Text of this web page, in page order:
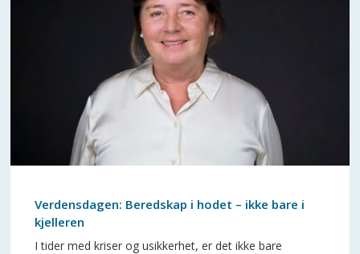
Verdensdagen: Beredskap i hodet – ikke bare i
kjelleren
I tider med kriser og usikkerhet, er det ikke bare